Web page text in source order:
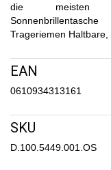
die meisten
Trageriemen
EAN
0610934313161
SKU
D.100.5449.001.OS